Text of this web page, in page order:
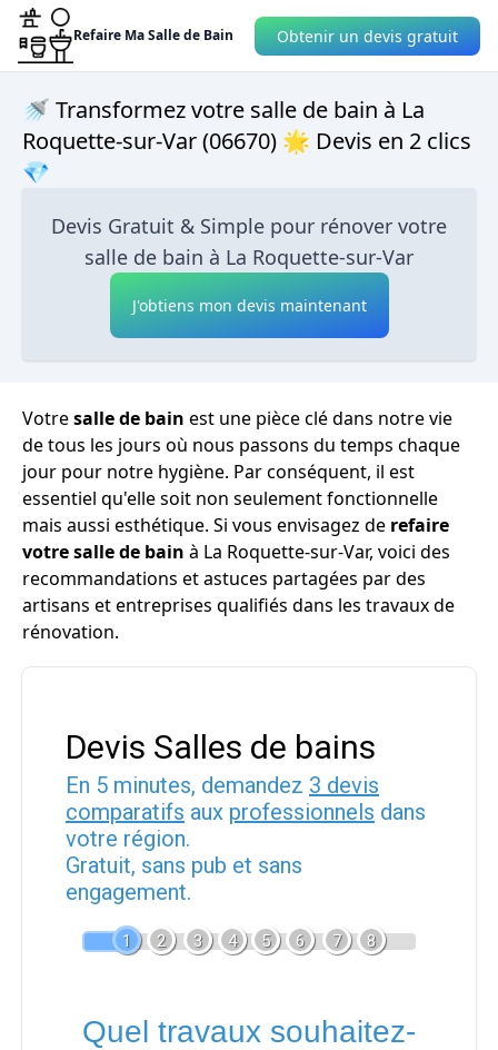
Refaire Ma Salle de Bain Obtenir un devis gratuit
🚿 Transformez votre salle de bain à La
Roquette-sur-Var (06670) 🌟 Devis en 2 clics
💎
Devis Gratuit & Simple pour rénover votre
salle de bain à La Roquette-sur-Var
J'obtiens mon devis maintenant
Votresalle de bain est une pièce clé dans notre vie
de tous les jours où nous passons du temps chaque
jour pour notre hygiène. Par conséquent, il est
essentiel qu'elle soit non seulement fonctionnelle
mais aussi esthétique. Si vous envisagez de refaire
votre salle de bain à La Roquette-sur-Var, voici des
recommandations et astuces partagées par des
artisans et entreprises qualifiés dans les travaux de
rénovation.
Devis Salles de bains
En 5 minutes, demandez 3 devis
comparatifs aux professionnels dans
votre région.
Gratuit, sans pub et sans
engagement.
1 2 3 4 5 6 7 8
Quel travaux souhaitez-